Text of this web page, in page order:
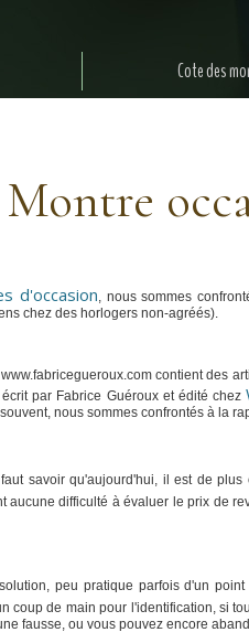
Cote des
Montre
d'occasion, nous sommes
chez des horlogers non-agréés).
contient des
par Fabrice Guéroux et édité chez
nous sommes confrontés à la
savoir qu'aujourd'hui, il est de
aucune difficulté à évaluer le prix de
peu pratique parfois d'un
coup de main pour l'identification, si
fausse, ou vous pouvez encore